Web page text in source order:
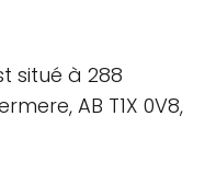
situé à 288
AB T1X 0V8,